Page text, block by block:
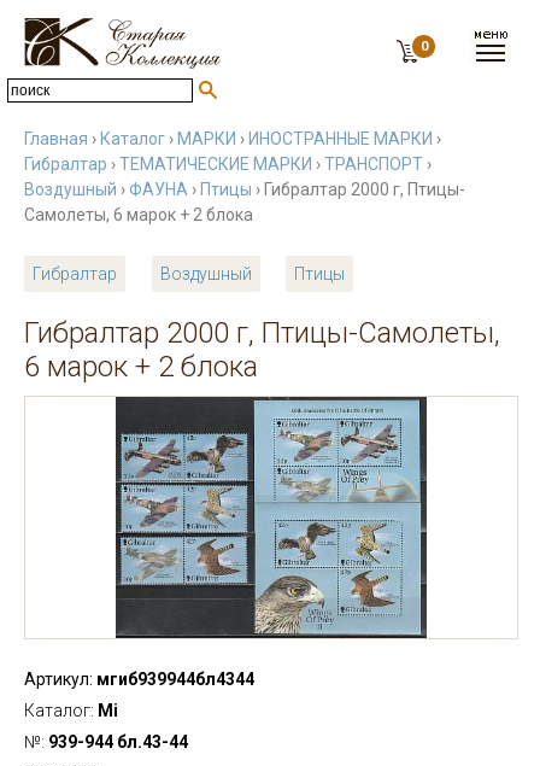
0
Главная › Каталог › МАРКИ › ИНОСТРАННЫЕ МАРКИ ›
Гибралтар ›ТЕМАТИЧЕСКИЕ МАРКИ ›ТРАНСПОРТ ›
Воздушный ›ФАУНА › Птицы › Гибралтар 2000 г, Птицы-
Самолеты, 6 марок + 2 блока
Гибралтар Воздушный Птицы
Гибралтар 2000 г, Птицы-Самолеты,
6 марок + 2 блока
Артикул: мгиб939944бл4344
Каталог: Mi
№: 939-944 бл.43-44